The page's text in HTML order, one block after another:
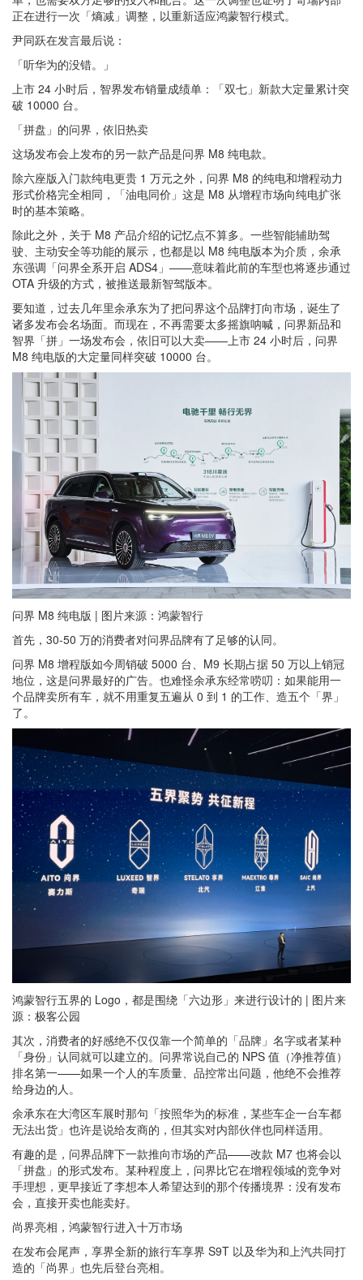
正在进行一次「熵减」调整，以重新适应鸿蒙智行模式。
尹同跃在发言最后说：
「听华为的没错。
」
上市 24 小时后，智界发布销量成绩单：「双七」新款大定量累计突
破 10000 台。
「拼盘」的问界，依旧热卖
这场发布会上发布的另一款产品是问界 M8 纯电款。
除六座版入门款纯电更贵 1 万元之外，问界 M8 的纯电和增程动力
形式价格完全相同，「油电同价」这是 M8 从增程市场向纯电扩张
时的基本策略。
除此之外，关于 M8 产品介绍的记忆点不算多。一些智能辅助驾
驶、主动安全等功能的展示，也都是以 M8 纯电版本为介质，余承
东强调「问界全系开启 ADS4」——意味着此前的车型也将逐步通过
OTA 升级的方式，被推送最新智驾版本。
要知道，过去几年里余承东为了把问界这个品牌打向市场，诞生了
诸多发布会名场面。而现在，不再需要太多摇旗呐喊，问界新品和
智界「拼」一场发布会，依旧可以大卖——上市 24 小时后，问界
M8 纯电版的大定量同样突破 10000 台。
问界 M8 纯电版 | 图片来源：鸿蒙智行
首先，30-50 万的消费者对问界品牌有了足够的认同。
问界 M8 增程版如今周销破 5000 台、M9 长期占据 50 万以上销冠
地位，这是问界最好的广告。也难怪余承东经常唠叨：如果能用一
个品牌卖所有车，就不用重复五遍从 0 到 1 的工作、造五个「界」
了。
鸿蒙智行五界的 Logo，都是围绕「六边形」来进行设计的 | 图片来
源：极客公园
其次，消费者的好感绝不仅仅靠一个简单的「品牌」名字或者某种
「身份」认同就可以建立的。问界常说自己的 NPS 值（净推荐值）
排名第一——如果一个人的车质量、品控常出问题，他绝不会推荐
给身边的人。
余承东在大湾区车展时那句 「按照华为的标准，某些车企一台车都
无法出货」也许是说给友商的，但其实对内部伙伴也同样适用。
有趣的是，问界品牌下一款推向市场的产品——改款 M7 也将会以
「拼盘」的形式发布。某种程度上，问界比它在增程领域的竞争对
手理想，更早接近了李想本人希望达到的那个传播境界：没有发布
会，直接开卖也能卖好。
尚界亮相，鸿蒙智行进入十万市场
在发布会尾声，享界全新的旅行车享界 S9T 以及华为和上汽共同打
造的「尚界」也先后登台亮相。